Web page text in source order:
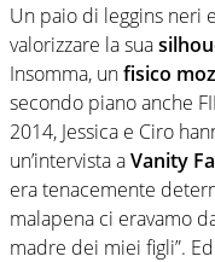
Un paio di leggins neri
valorizzare la sua
Insomma, unfisico
secondo piano anche
2014, Jessica e Ciro
un’intervista aVanity
era tenacemente
malapena ci eravamo
madre dei miei figli”.